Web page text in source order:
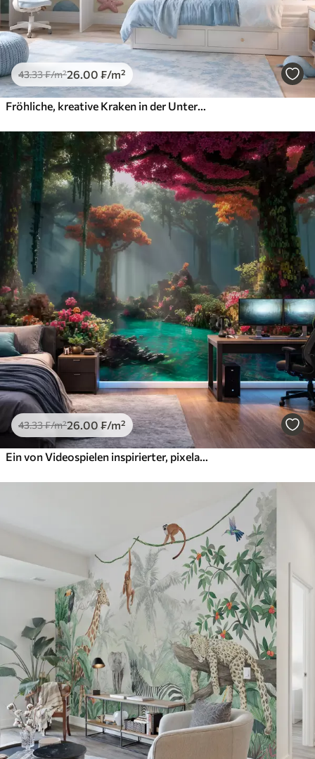
43.33₣/m²26.00 ₣/m²
Fröhliche, kreative Kraken in der Unterwasserwelt
43.33₣/m²26.00 ₣/m²
Ein von Videospielen inspirierter, pixelartiger Zauberwald